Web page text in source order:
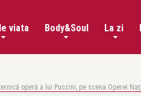
viata Body&Soul La zi
operă a lui Puccini, pe scena Operei